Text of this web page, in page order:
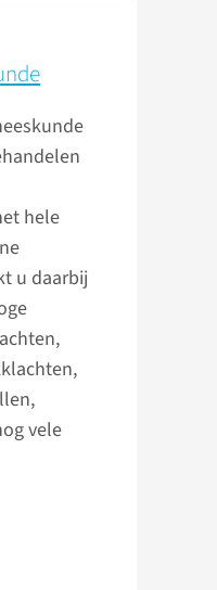
hele
u daarbij
vele